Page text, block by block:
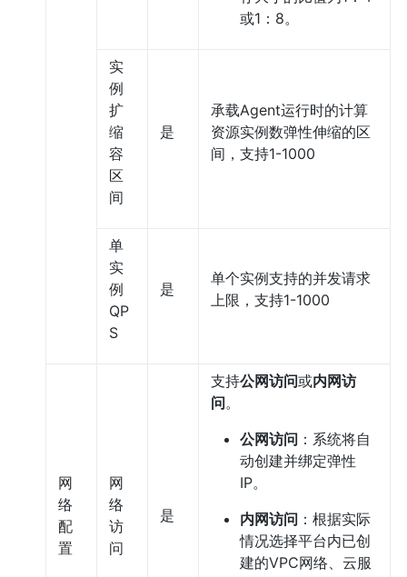
或1：8。
实
例
扩
缩
容
区
间
是
承载Agent运行时的计算
资源实例数弹性伸缩的区
间，支持1-1000
单
实
例
QP
S
是
单个实例支持的并发请求
上限，支持1-1000
网
络
配
置
网
络
访
问
是
支持公网访问或内网访
问。
公网访问 ：系统将自
动创建并绑定弹性
IP。
内网访问 ：根据实际
情况选择平台内已创
建的VPC网络、云服